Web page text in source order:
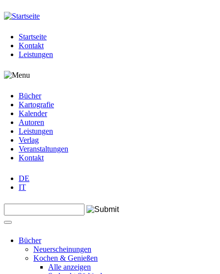
Jump to navigation
Startseite
Kontakt
Leistungen
Bücher
Kartografie
Kalender
Autoren
Leistungen
Verlag
Veranstaltungen
Kontakt
DE
IT
Suchformular
Bücher
Neuerscheinungen
Kochen & Genießen
Alle anzeigen